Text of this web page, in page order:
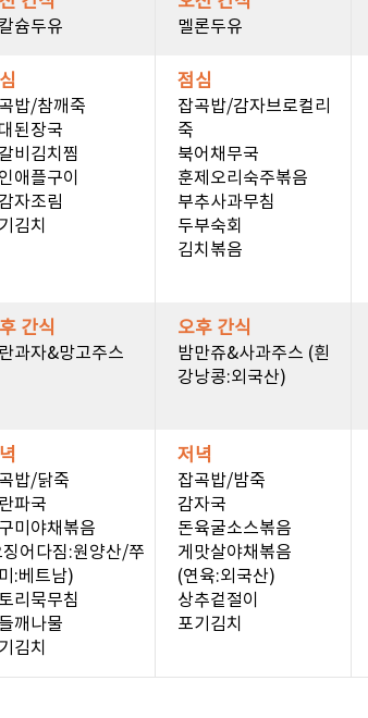
슘두유
밥/참깨죽
된장국
비김치찜
애플구이
자조림
김치
간식
과자&망고주스
밥/닭죽
파국
미야채볶음
징어다짐:원양산/쭈
:베트남)
리묵무침
깨나물
김치
멜론두유
점심
잡곡밥/감자브로컬리
죽
북어채무국
훈제오리숙주볶음
부추사과무침
두부숙회
김치볶음
오후 간식
밤만쥬&사과주스 (흰
강낭콩:외국산)
저녁
잡곡밥/밤죽
감자국
돈육굴소스볶음
게맛살야채볶음
(연육:외국산)
상추겉절이
포기김치